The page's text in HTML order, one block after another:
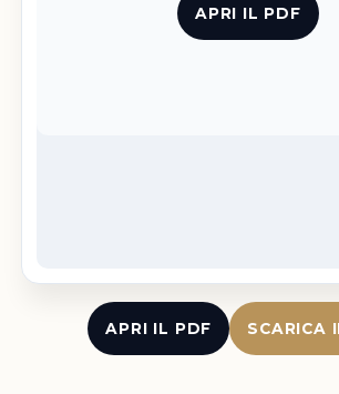
APRI IL PDF
APRI IL PDF SCARICA